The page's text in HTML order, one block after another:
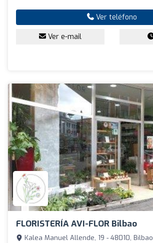
Ver teléfono
Ver e-mail
FLORISTERÍA AVI-FLOR Bilbao
Kalea Manuel Allende, 19 - 48010, Bilbao